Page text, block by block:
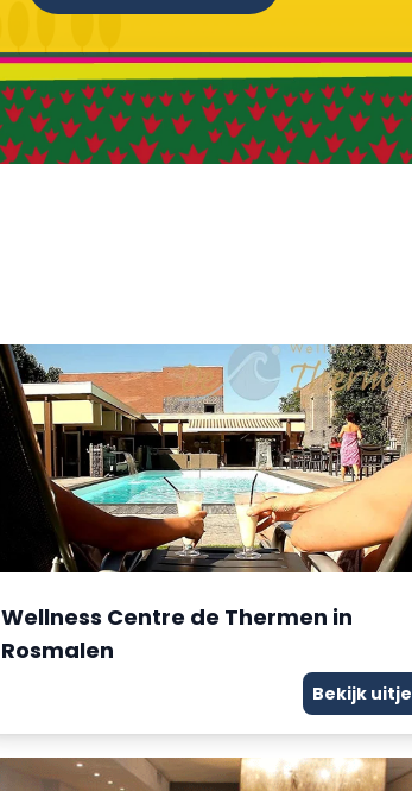
Wellness Centre de Thermen in
Rosmalen
Bekijk uitje